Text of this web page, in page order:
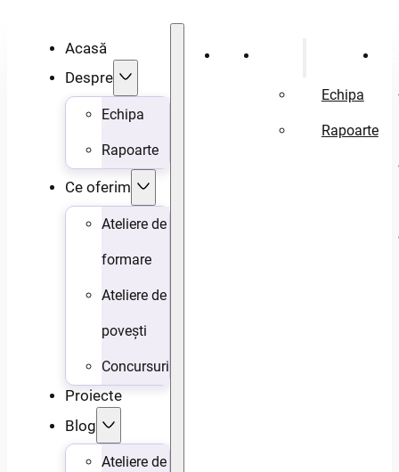
Acasă
Despre
Echipa
Rapoarte
Ce oferim
Ateliere de
formare
Ateliere de
povești
Concursuri
Proiecte
Blog
Ateliere de
Acasă
Echipa
Rapoarte